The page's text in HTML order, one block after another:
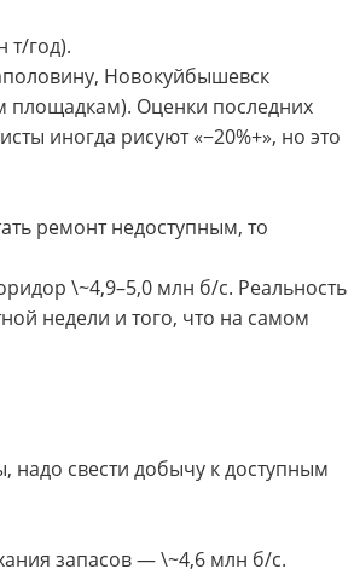
т/год).
Новокуйбышевск
площадкам). Оценки последних
иногда рисуют «−20%+», но это
ремонт недоступным, то
\~4,9–5,0 млн б/с. Реальность
недели и того, что на самом
надо свести добычу к доступным
запасов — \~4,6 млн б/с.